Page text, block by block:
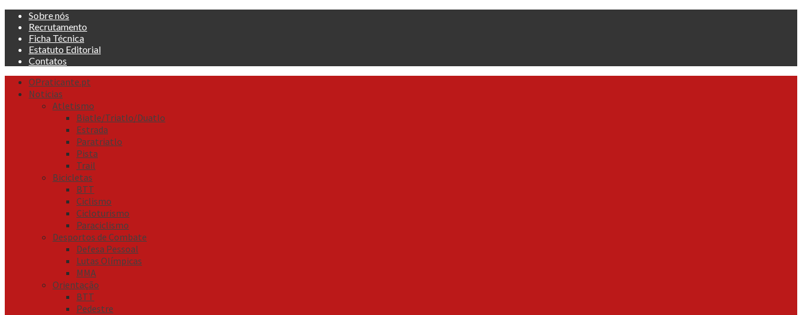
Skip
content
Sobre nós
Recrutamento
Ficha Técnica
Estatuto Editorial
Contatos
Primary
Menu
OPraticante.pt
Noticias
Atletismo
Biatle/Triatlo/Duatlo
Estrada
Paratriatlo
Pista
Trail
Bicicletas
BTT
Ciclismo
Cicloturismo
Paraciclismo
Desportos de Combate
Defesa Pessoal
Lutas Olímpicas
MMA
Orientação
BTT
Pedestre